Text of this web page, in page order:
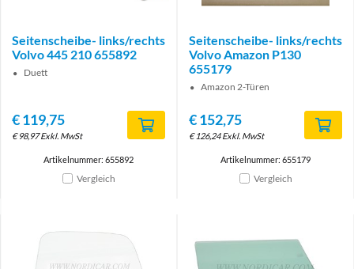
Seitenscheibe- links/rechts
Volvo 445 210 655892
Duett
€119,75
€98,97 Exkl. MwSt
Artikelnummer: 655892
Vergleich
Seitenscheibe- links/rechts
Volvo Amazon P130
655179
Amazon 2-Türen
€152,75
€126,24 Exkl. MwSt
Artikelnummer: 655179
Vergleich